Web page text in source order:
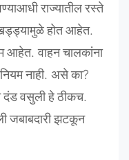
राज्यातीलरस्ते
होतआहेत.
आहेत.वाहनचालकांना
नियमनाही. असेका?
दंडवसुलीहेठीकच.
जबाबदारीझटकून